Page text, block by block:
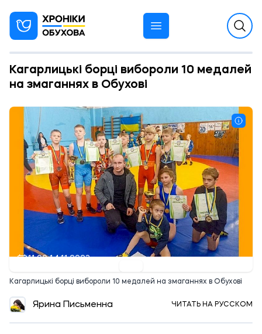
Кагарлицькі борці вибороли 10 медалей
на змаганнях в Обухові
11:00 14.11.2023
Кагарлицькі борці вибороли 10 медалей на змаганнях в Обухові
Ярина Письменна ЧИТАТЬ НА РУССКОМ